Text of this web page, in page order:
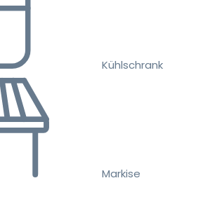
Kühlschrank
Markise